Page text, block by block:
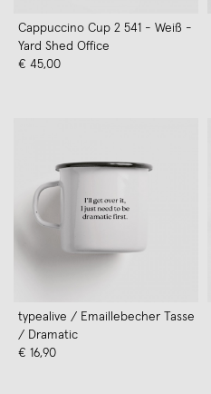
Cappuccino Cup 2 541 - Weiß -
Yard Shed Office
€ 45,00
typealive / Emaillebecher Tasse
/ Dramatic
€ 16,90